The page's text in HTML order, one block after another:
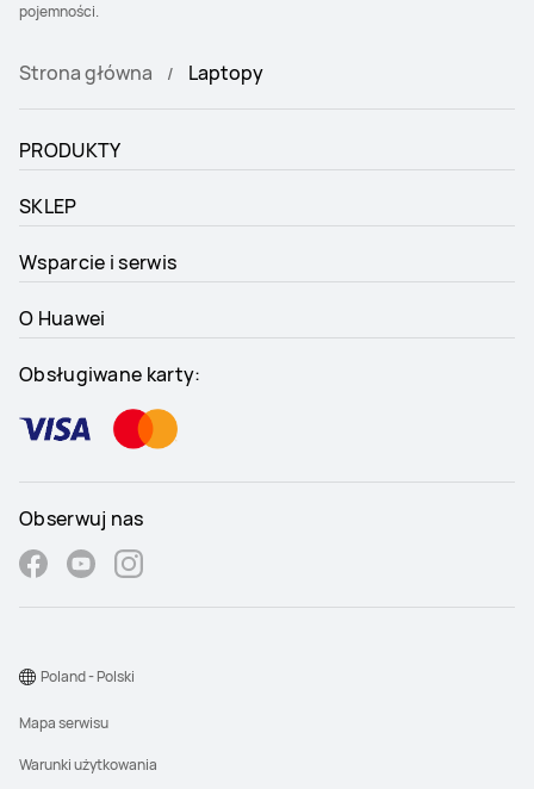
pojemności.
Strona główna Laptopy
PRODUKTY
SKLEP
Wsparcie i serwis
O Huawei
Obsługiwane karty:
Obserwuj nas
Mapa serwisu
Warunki użytkowania
Poland - Polski